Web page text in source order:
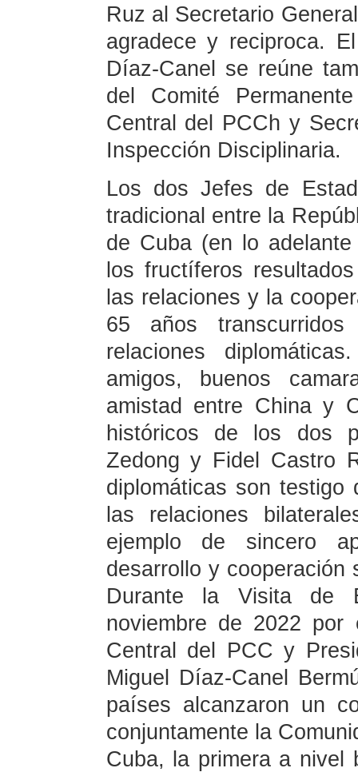
Ruz al Secretario
agradece y reciproca.
Díaz-Canel se reúne
del Comité
Central del PCCh y
Inspección Disciplinaria.
Los dos Jefes de
tradicional entre la
de Cuba (en lo adelante
los fructíferos
las relaciones y la
65 años
relaciones
amigos, buenos
amistad entre China y
históricos de los dos
Zedong y Fidel Castro
diplomáticas son testigo
las relaciones
ejemplo de sincero
desarrollo y cooperación
Durante la Visita de
noviembre de 2022 por
Central del PCC y
Miguel Díaz-Canel
países alcanzaron un
conjuntamente la
Cuba, la primera a nivel